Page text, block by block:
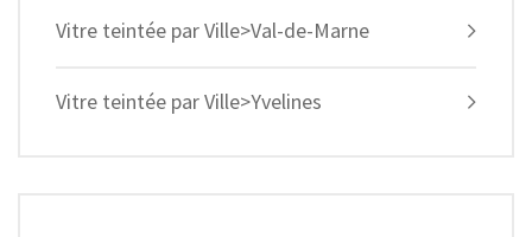
Vitre teintée par Ville>Val-de-Marne
Vitre teintée par Ville>Yvelines